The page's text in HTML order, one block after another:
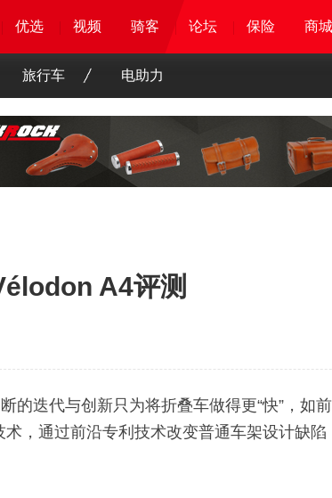
优选 骑客 论坛 保险 商城
优选 骑客 视频 论坛 保险 商城
优选 视频 骑客 论坛 保险 商城
优选 视频 骑客 论坛 保险 商城
旅行车 电助力
A4评测
迭代与创新只为将折叠车做得更“快”，如
，通过前沿专利技术改变普通车架设计缺陷